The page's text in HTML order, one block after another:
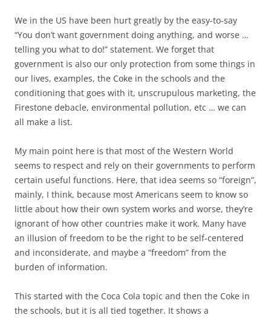
We in the US have been hurt greatly by the easy-to-say
“You don’t want government doing anything, and worse …
telling you what to do!” statement. We forget that
government is also our only protection from some things in
our lives, examples, the Coke in the schools and the
conditioning that goes with it, unscrupulous marketing, the
Firestone debacle, environmental pollution, etc … we can
all make a list.
My main point here is that most of the Western World
seems to respect and rely on their governments to perform
certain useful functions. Here, that idea seems so “foreign”,
mainly, I think, because most Americans seem to know so
little about how their own system works and worse, they’re
ignorant of how other countries make it work. Many have
an illusion of freedom to be the right to be self-centered
and inconsiderate, and maybe a “freedom” from the
burden of information.
This started with the Coca Cola topic and then the Coke in
the schools, but it is all tied together. It shows a